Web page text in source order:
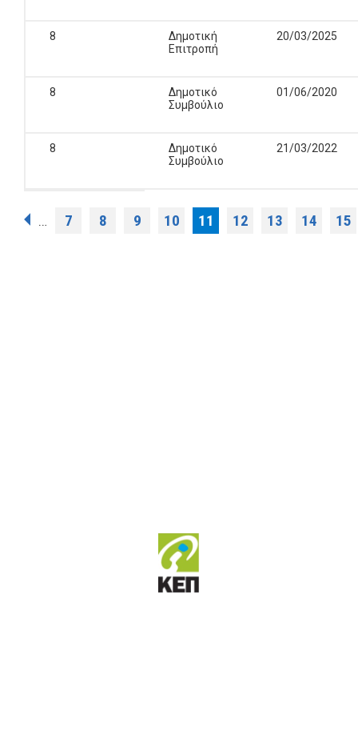
8
Δημοτική
Επιτροπή
20/03/2025
8
Δημοτικό
Συμβούλιο
01/06/2020
8
Δημοτικό
Συμβούλιο
21/03/2022
Σελίδες
… 7 8 9 10 11 12 13 14 15